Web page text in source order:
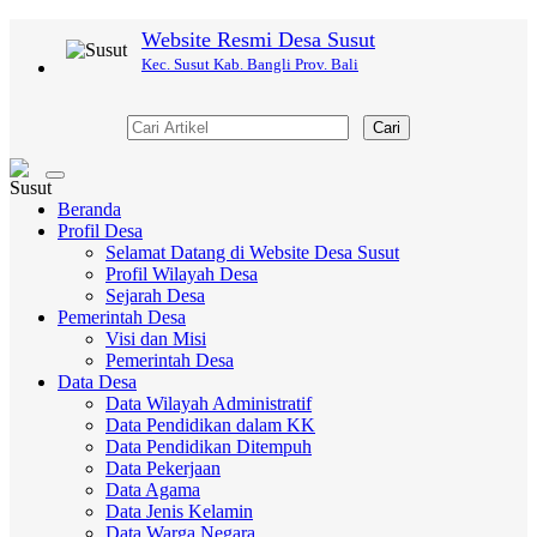
Website Resmi Desa Susut
Kec. Susut Kab. Bangli Prov. Bali
Cari
Toggle
navigation
Beranda
Profil Desa
Selamat Datang di Website Desa Susut
Profil Wilayah Desa
Sejarah Desa
Pemerintah Desa
Visi dan Misi
Pemerintah Desa
Data Desa
Data Wilayah Administratif
Data Pendidikan dalam KK
Data Pendidikan Ditempuh
Data Pekerjaan
Data Agama
Data Jenis Kelamin
Data Warga Negara